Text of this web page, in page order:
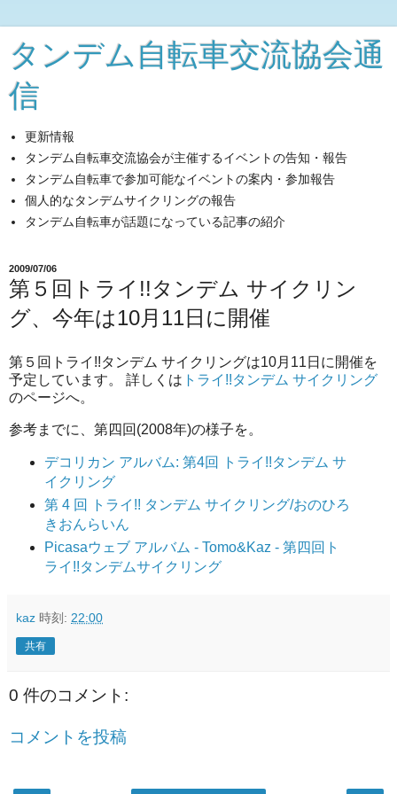
タンデム自転車交流協会通
信
更新情報
タンデム自転車交流協会が主催するイベントの告知・報告
タンデム自転車で参加可能なイベントの案内・参加報告
個人的なタンデムサイクリングの報告
タンデム自転車が話題になっている記事の紹介
2009/07/06
第５回トライ!!タンデム サイクリン
グ、今年は10月11日に開催
第５回トライ!!タンデム サイクリングは10月11日に開催を
予定しています。 詳しくは トライ!!タンデム サイクリング
のページへ。
参考までに、第四回(2008年)の様子を。
デコリカン アルバム: 第4回 トライ!!タンデム サ
イクリング
第 4 回 トライ!! タンデム サイクリング/おのひろ
きおんらいん
Picasaウェブ アルバム - Tomo&Kaz - 第四回ト
ライ!!タンデムサイクリング
kaz 時刻: 22:00
共有
0 件のコメント:
コメントを投稿